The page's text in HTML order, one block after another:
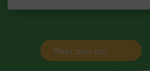
Meer over ons